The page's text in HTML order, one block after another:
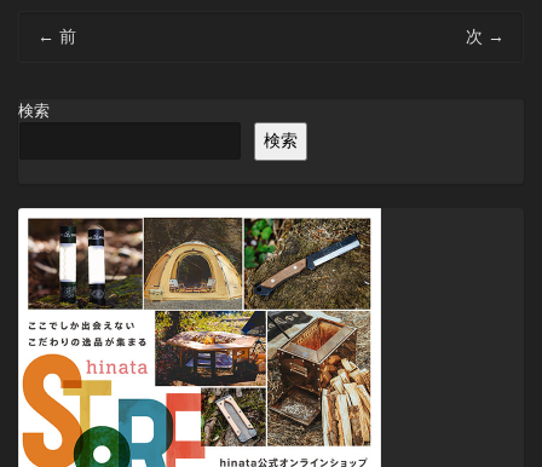
ビ
ゲ
ン
← 前 次 →
検索
検索